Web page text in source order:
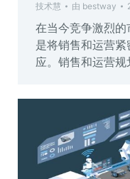
技术慧 由 bestway
在当今竞争激烈
是将销售和运营
应。销售和运营